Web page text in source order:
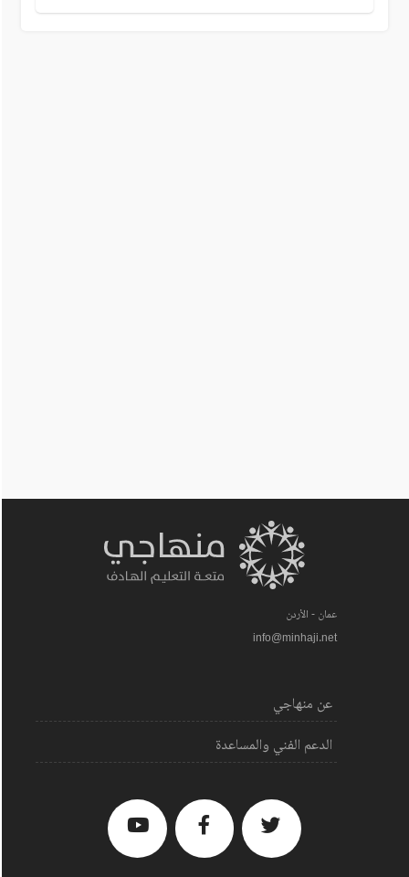
عمان - الأردن
info@minhaji.net
عن منهاجي
الدعم الفني والمساعدة